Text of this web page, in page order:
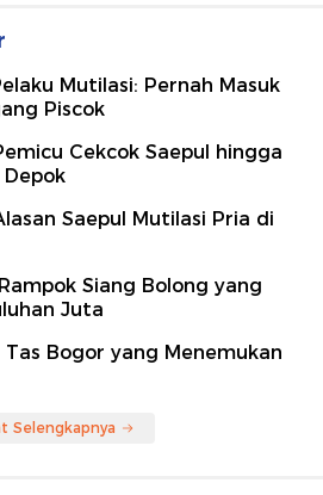
Mutilasi: Pernah Masuk
Piscok
Cekcok Saepul hingga
Saepul Mutilasi Pria di
Siang Bolong yang
Juta
Tas Bogor yang Menemukan
Selengkapnya